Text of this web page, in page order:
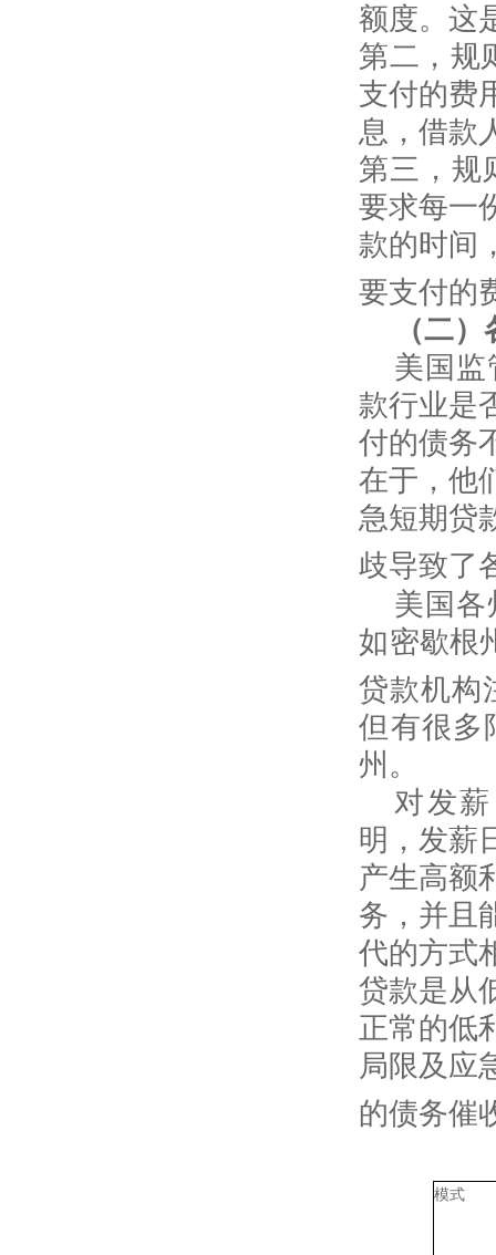
额度。这
第二，规
支付的费
息，借款
第三，规
要求每一
款的时间
要支付的
（二
美国监
款行业是
付的债务
在于，他
急短期贷
歧导致了
美国各
如密歇根
贷款机构
但有很多
州。
对发
明，发薪
产生高额
务，并且
代的方式
贷款是从
正常的低
局限及应
的债务催
模式